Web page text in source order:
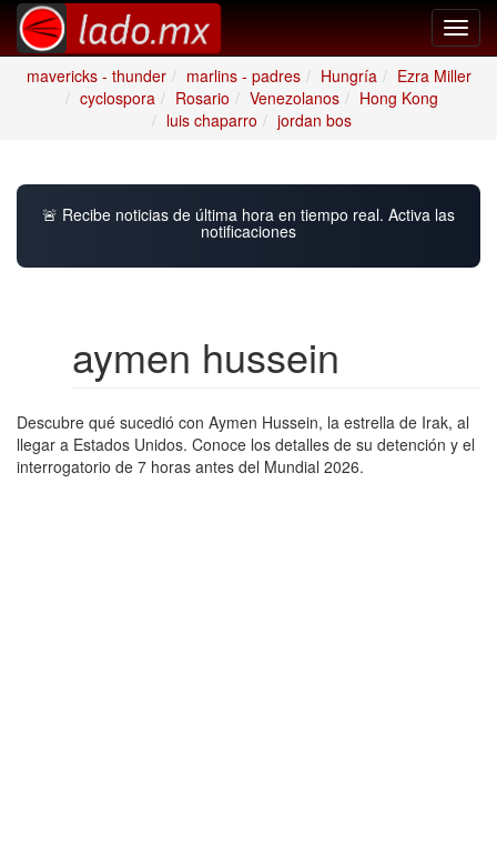
mavericks - thunder
marlins - padres Hungría
Ezra Miller
cyclospora
Rosario Venezolanos
Hong Kong
luis chaparro
jordan bos
🚨 Recibe noticias de última hora en tiempo real. Activa las
notificaciones
aymen hussein
Descubre qué sucedió con Aymen Hussein, la estrella de Irak, al
llegar a Estados Unidos. Conoce los detalles de su detención y el
interrogatorio de 7 horas antes del Mundial 2026.